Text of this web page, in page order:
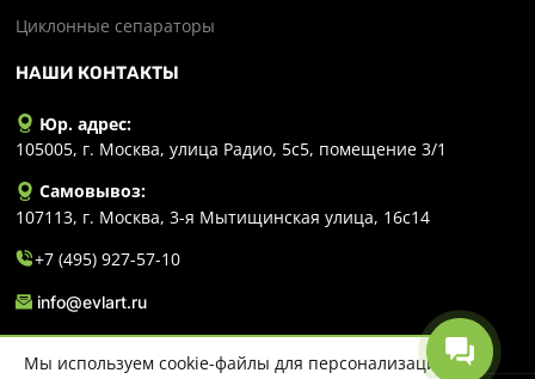
Циклонные сепараторы
НАШИ КОНТАКТЫ
Юр. адрес:
105005, г. Москва, улица Радио, 5с5, помещение 3/1
Самовывоз:
107113, г. Москва, 3-я Мытищинская улица, 16с14
+7 (495) 927-57-10
info@evlart.ru
Мы используем cookie-файлы для персонализации